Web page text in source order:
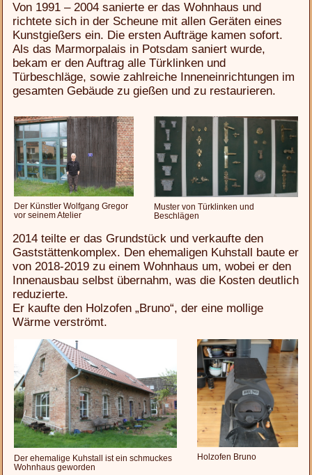
Von 1991 – 2004 sanierte er das Wohnhaus und
richtete sich in der Scheune mit allen Geräten eines
Kunstgießers ein. Die ersten Aufträge kamen sofort.
Als das Marmorpalais in Potsdam saniert wurde,
bekam er den Auftrag alle Türklinken und
Türbeschläge, sowie zahlreiche Inneneinrichtungen im
gesamten Gebäude zu gießen und zu restaurieren.
Der Künstler Wolfgang Gregor
vor seinem Atelier
Muster von Türklinken und
Beschlägen
2014 teilte er das Grundstück und verkaufte den
Gaststättenkomplex. Den ehemaligen Kuhstall baute er
von 2018-2019 zu einem Wohnhaus um, wobei er den
Innenausbau selbst übernahm, was die Kosten deutlich
reduzierte.
Er kaufte den Holzofen „Bruno“, der eine mollige
Wärme verströmt.
Der ehemalige Kuhstall ist ein schmuckes
Wohnhaus geworden
Holzofen Bruno